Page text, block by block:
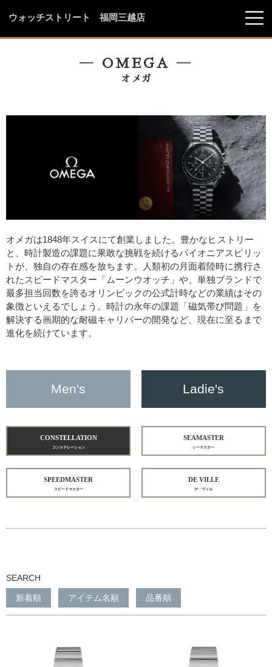
ウォッチストリート 福岡三越店
― OMEGA ―
オメガ
オメガは1848年スイスにて創業しました。豊かなヒストリー
と、時計製造の課題に果敢な挑戦を続けるパイオニアスピリッ
トが、独自の存在感を放ちます。人類初の月面着陸時に携行さ
れたスピードマスター「ムーンウオッチ」や、単独ブランドで
最多担当回数を誇るオリンピックの公式計時などの業績はその
象徴といえるでしょう。時計の永年の課題「磁気帯び問題」を
解決する画期的な耐磁キャリバーの開発など、現在に至るまで
進化を続けています。
Men's Ladie's
CONSTELLATION
コンステレーション
SEAMASTER
シーマスター
SPEEDMASTER
スピードマスター
DE VILLE
デ・ヴィル
SEARCH
新着順 アイテム名順 品番順